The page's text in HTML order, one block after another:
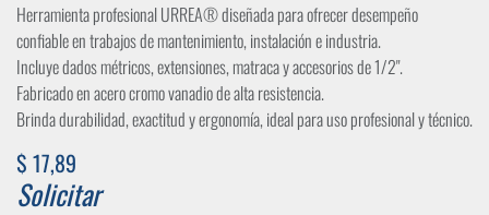
Herramienta profesional URREA® diseñada para ofrecer desempeño
confiable en trabajos de mantenimiento, instalación e industria.
Incluye dados métricos, extensiones, matraca y accesorios de 1/2".
Fabricado en acero cromo vanadio de alta resistencia.
Brinda durabilidad, exactitud y ergonomía, ideal para uso profesional y técnico.
$ 17,89
Solicitar